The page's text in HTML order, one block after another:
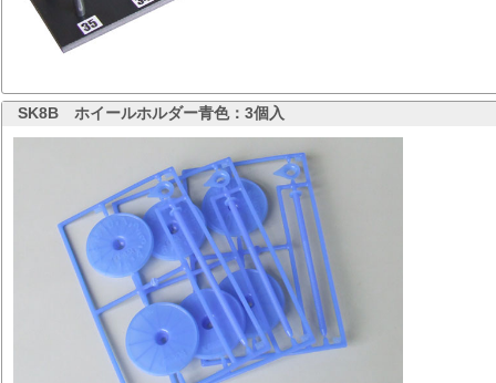
SK8B ホイールホルダー青色：3個入